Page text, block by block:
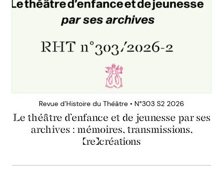
Revue d’Histoire du Théâtre • N°303 S2 2026
Le théâtre d’enfance et de jeunesse par ses
archives : mémoires, transmissions,
(re)créations